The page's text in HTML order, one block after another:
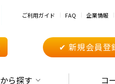
ご利用ガイド FAQ 企業情報
✔ 新規会員
ら探す コ